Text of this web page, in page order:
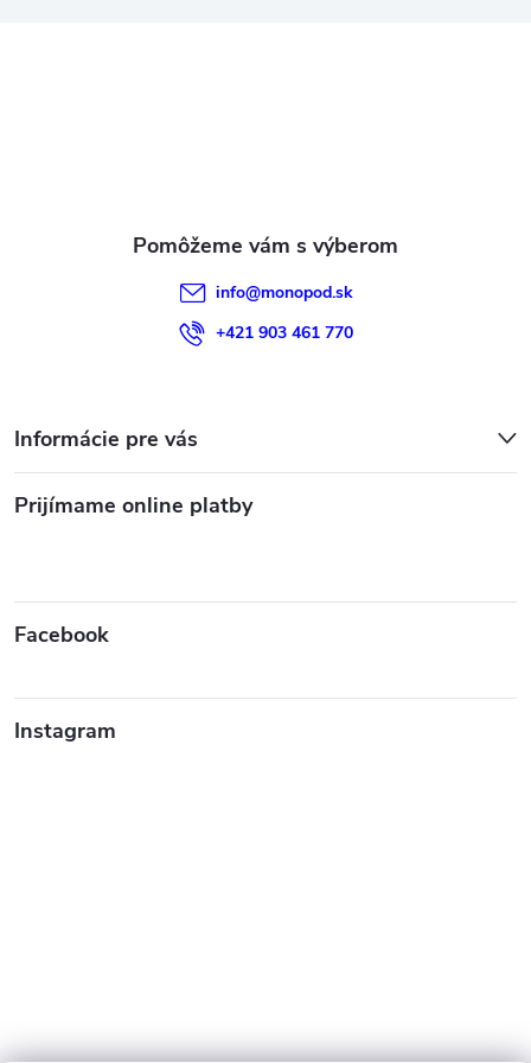
info@monopod.sk
+421 903 461 770
Informácie pre vás
Prijímame online platby
Facebook
Instagram